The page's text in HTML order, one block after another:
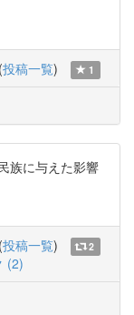
(投稿一覧) 1
族に与えた影響
(投稿一覧)
2
(2)